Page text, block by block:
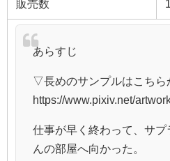
販売数
あらすじ
▽長めのサンプルはこち
https://www.pixiv.net/
仕事が早く終わって、サプ
んの部屋へ向かった。